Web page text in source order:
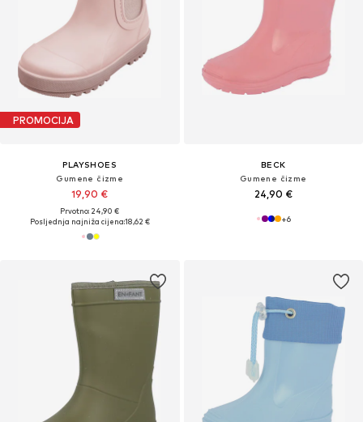
PROMOCIJA
PLAYSHOES
Gumene čizme
19,90 €
Prvotno: 24,90 €
Posljednja najniža cijena:18,62 €
BECK
Gumene čizme
24,90 €
+6